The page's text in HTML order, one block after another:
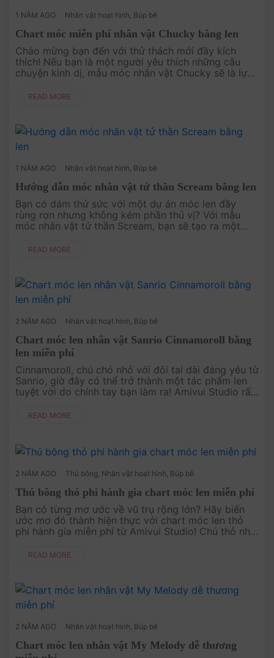
1 NĂM AGO Nhân vật hoạt hình Búp bê
Chart móc miễn phí nhân vật Chucky bằng len
Chào mừng bạn đến với thử thách mới đầy kích
thích! Nếu bạn là một người yêu thích những câu
chuyện kinh dị, mẫu móc nhân vật Chucky sẽ là lựa
sẽ tái hiện lại hình ản....
READ MORE
1 NĂM AGO Nhân vật hoạt hình Búp bê
Hướng dẫn móc nhân vật tử thần Scream bằng len
Bạn có dám thử sức với một dự án móc len đầy
rùng rợn nhưng không kém phần thú vị? Với mẫu
móc nhân vật tử thần Scream, bạn sẽ tạo ra một
hoặc làm quà tặng đặc biệt ch....
READ MORE
2 NĂM AGO Nhân vật hoạt hình Búp bê
Chart móc len nhân vật Sanrio Cinnamoroll bằng
len miễn phí
Cinnamoroll, chú chó nhỏ với đôi tai dài đáng yêu từ
Sanrio, giờ đây có thể trở thành một tác phẩm len
tuyệt vời do chính tay bạn làm ra! Amivui Studio rất
Cinnamoroll. Hãy ....
READ MORE
2 NĂM AGO Thú bông Nhân vật hoạt hình Búp bê
Thú bông thỏ phi hành gia chart móc len miễn phí
Bạn có từng mơ ước về vũ trụ rộng lớn? Hãy biến
ước mơ đó thành hiện thực với chart móc len thỏ
phi hành gia miễn phí từ Amivui Studio! Chú thỏ nhỏ
cho bạn niềm vui và....
READ MORE
2 NĂM AGO Nhân vật hoạt hình Búp bê
Chart móc len nhân vật My Melody dễ thương